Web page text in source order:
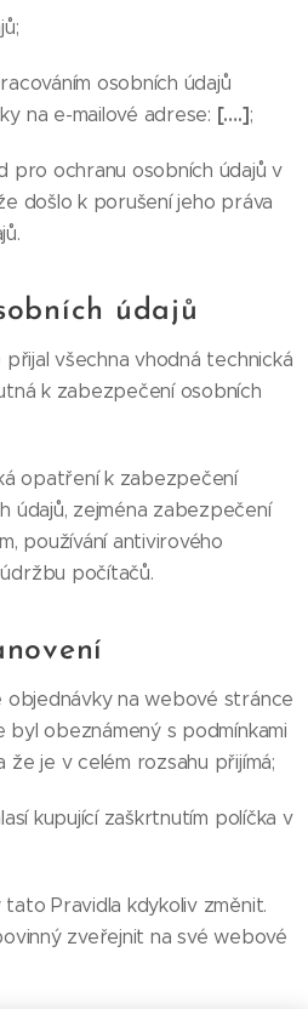
osobních údajů
na e-mailové adrese: [….];
pro ochranu osobních údajů v
došlo k porušení jeho práva
údajů
všechna vhodná technická
k zabezpečení osobních
opatření k zabezpečení
údajů, zejména zabezpečení
používání antivirového
počítačů.
objednávky na webové stránce
byl obeznámený s podmínkami
že je v celém rozsahu přijímá;
kupující zaškrtnutím políčka v
Pravidla kdykoliv změnit.
zveřejnit na své webové